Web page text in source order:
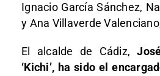
Ignacio García Sánchez,
y Ana Villaverde
El alcalde de Cádiz,
‘Kichi’, ha sido el